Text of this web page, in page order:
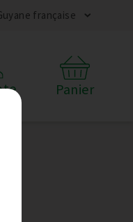
française
Panier